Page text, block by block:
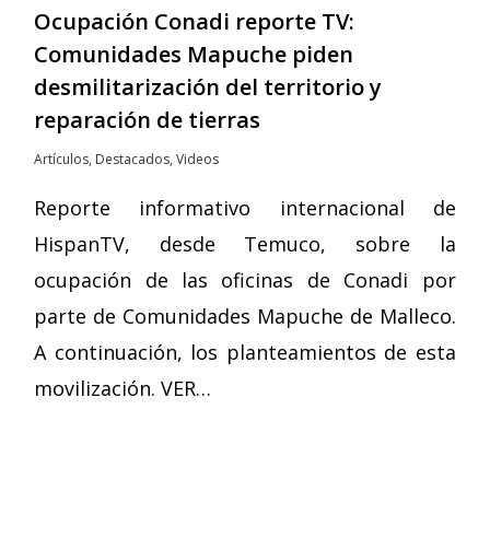
Ocupación Conadi reporte TV:
Comunidades Mapuche piden
desmilitarización del territorio y
reparación de tierras
Artículos, Destacados,Videos
Reporte informativo internacional de
HispanTV, desde Temuco, sobre la
ocupación de las oficinas de Conadi por
parte de Comunidades Mapuche de Malleco.
A continuación, los planteamientos de esta
movilización. VER…